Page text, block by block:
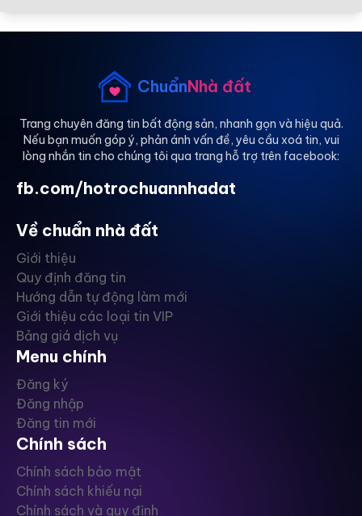
ChuẩnNhà đất
Trang chuyên đăng tin bất động sản, nhanh gọn và hiệu quả.
Nếu bạn muốn góp ý, phản ánh vấn đề, yêu cầu xoá tin, vui
lòng nhắn tin cho chúng tôi qua trang hỗ trợ trên facebook:
fb.com/hotrochuannhadat
Về chuẩn nhà đất
Giới thiệu
Quy định đăng tin
Hướng dẫn tự động làm mới
Giới thiệu các loại tin VIP
Bảng giá dịch vụ
Menu chính
Đăng ký
Đăng nhập
Đăng tin mới
Chính sách
Chính sách bảo mật
Chính sách khiếu nại
Chính sách và quy định